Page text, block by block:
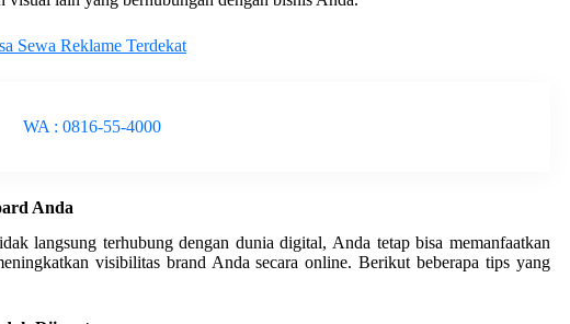
Sewa Reklame Terdekat
WA : 0816-55-4000
Anda
langsung terhubung dengan dunia digital, Anda tetap bisa memanfaatkan
visibilitas brand Anda secara online. Berikut beberapa tips yang